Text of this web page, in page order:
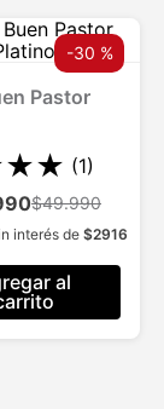
-30 %
Pastor
★★ (1)
$49.990
interés de$2916
al